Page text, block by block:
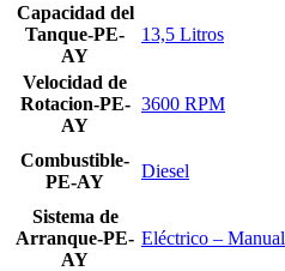
Capacidad del
Tanque-PE-
AY
13,5 Litros
Velocidad de
Rotacion-PE-
AY
3600 RPM
Combustible-
PE-AY
Diesel
Sistema de
Arranque-PE-
AY
Eléctrico – Manual